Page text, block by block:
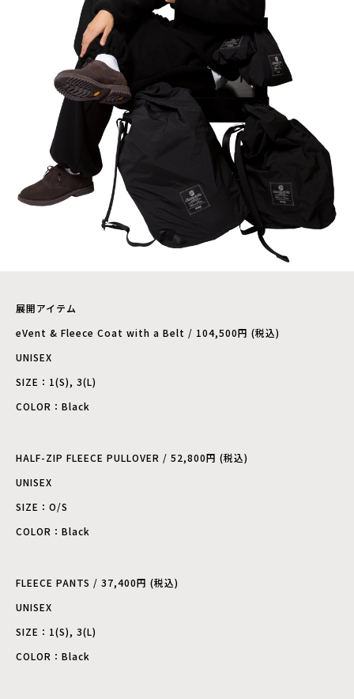
展開アイテム
eVent & Fleece Coat with a Belt / 104,500円 (税込)
UNISEX
SIZE：1(S), 3(L)
COLOR：Black
HALF-ZIP FLEECE PULLOVER / 52,800円 (税込)
UNISEX
SIZE：O/S
COLOR：Black
FLEECE PANTS / 37,400円 (税込)
UNISEX
SIZE：1(S), 3(L)
COLOR：Black